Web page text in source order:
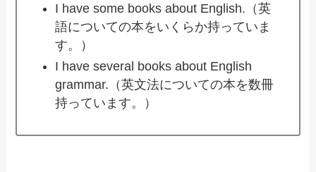
I have some books about English.（英
語についての本をいくらか持っていま
す。）
I have several books about English
grammar.（英文法についての本を数冊
持っています。）